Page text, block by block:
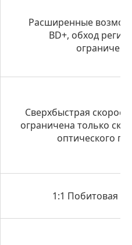
Расширенные
BD+, обход
Сверхбыстрая
ограничена только
оптического
1:1 Побитовая